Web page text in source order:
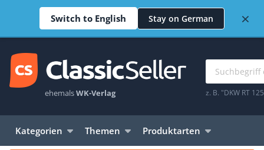
Switch to English Stay on German ×
ehemalsWK-Verlag z. B. "DKW RT
Kategorien Themen Produktarten